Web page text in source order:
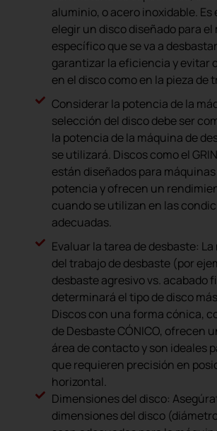
aluminio, o acero inoxidable. Es
elegir un disco diseñado para el
específico que se va a
garantizar la eficiencia y evitar
en el disco como en la pieza de
Considerar la potencia de la
selección del disco debe ser
la potencia de la máquina de
se utilizará. Discos como el
están diseñados para
potencia y ofrecen un
cuando se utilizan en las
adecuadas.
Evaluar la tarea de desbaste:
del trabajo de desbaste (por
desbaste agresivo vs. acabado
determinará el tipo de disco
Discos con una forma cónica,
de Desbaste CÓNICO, ofrecen
área de contacto y son ideales
que requieren precisión en
horizontal.
Dimensiones del disco:
dimensiones del disco